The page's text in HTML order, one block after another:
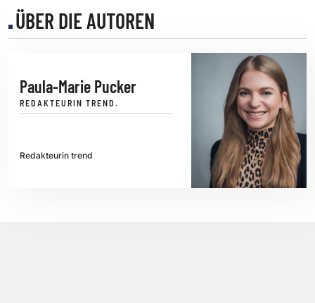
ÜBER DIE AUTOREN
Paula-Marie Pucker
REDAKTEURIN TREND.
Redakteurin trend